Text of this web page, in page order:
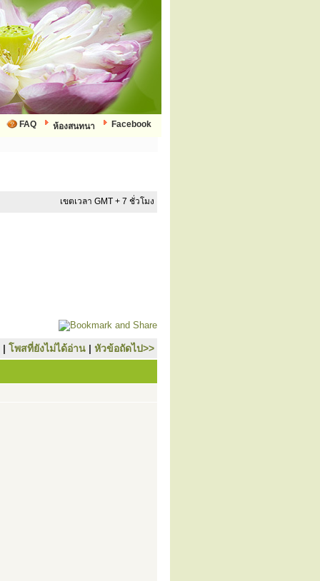
Facebook
ห้องสนทนา
FAQ
เขตเวลา GMT + 7 ชั่วโมง
| โพสที่ยังไม่ได้อ่าน | หัวข้อถัดไป>>